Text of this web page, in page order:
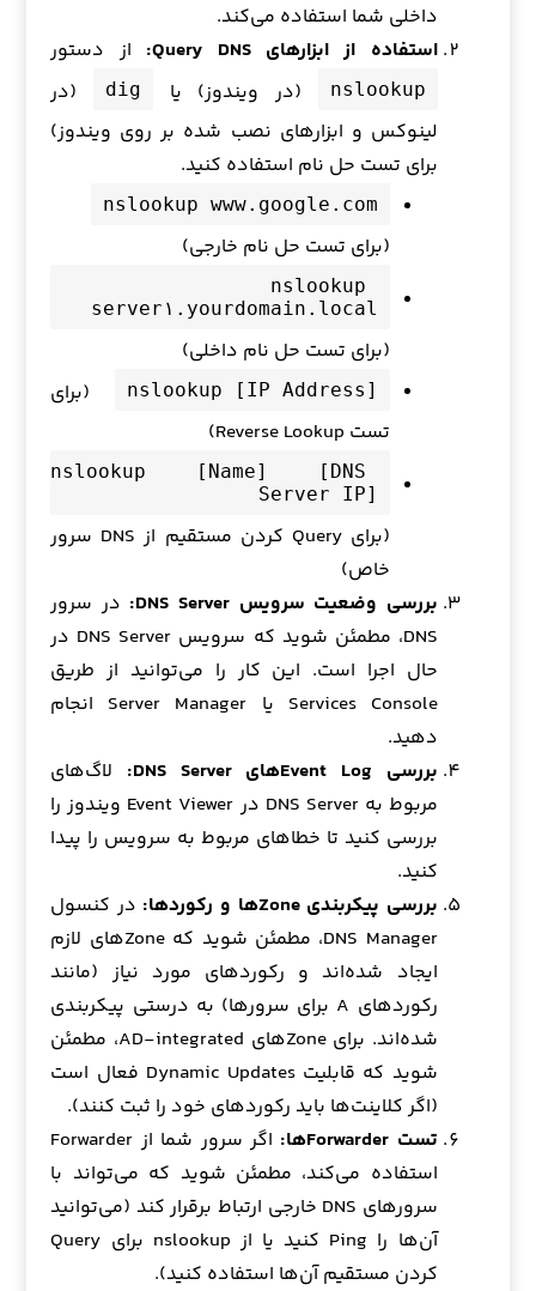
داخلی شما استفاده می‌کند.
استفاده از ابزارهای Query DNS:
از دستور
nslookup (در ویندوز) یا dig
(در
لینوکس و ابزارهای نصب شده بر روی ویندوز)
برای تست حل نام استفاده کنید.
nslookup www.google.com
(برای تست حل نام خارجی)
nslookup
server۱.yourdomain.local
(برای تست حل نام داخلی)
nslookup [IP Address]
(برای
تست Reverse Lookup)
nslookup [Name] [DNS
Server IP]
(برای Query کردن مستقیم از DNS سرور
خاص)
بررسی وضعیت سرویس DNS Server:
در سرور
DNS، مطمئن شوید که سرویس DNS Server در
حال اجرا است. این کار را می‌توانید از طریق
Services Console یا Server Manager انجام
دهید.
بررسی Event Logهای DNS Server:
لاگ‌های
مربوط به DNS Server در Event Viewer ویندوز را
بررسی کنید تا خطاهای مربوط به سرویس را پیدا
کنید.
بررسی پیکربندی Zoneها و رکوردها:
در کنسول
DNS Manager، مطمئن شوید که Zoneهای لازم
ایجاد شده‌اند و رکوردهای مورد نیاز (مانند
رکوردهای A برای سرورها) به درستی پیکربندی
شده‌اند. برای Zoneهای AD-integrated، مطمئن
شوید که قابلیت Dynamic Updates فعال است
(اگر کلاینت‌ها باید رکوردهای خود را ثبت کنند).
تست Forwarderها:
اگر سرور شما از Forwarder
استفاده می‌کند، مطمئن شوید که می‌تواند با
سرورهای DNS خارجی ارتباط برقرار کند (می‌توانید
آن‌ها را Ping کنید یا از nslookup برای Query
کردن مستقیم آن‌ها استفاده کنید).